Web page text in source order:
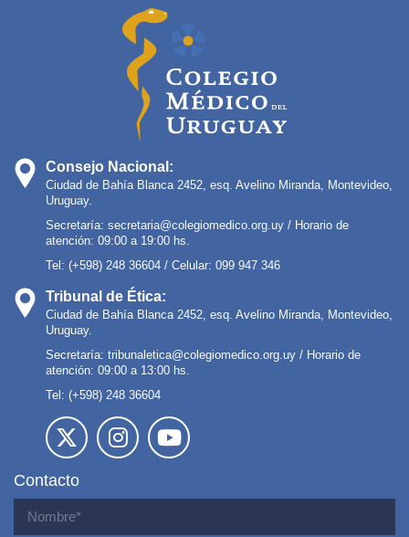
Consejo Nacional:
Ciudad de Bahía Blanca 2452, esq. Avelino Miranda, Montevideo,
Uruguay.
Secretaría: secretaria@colegiomedico.org.uy / Horario de
atención: 09:00 a 19:00 hs.
Tel: (+598) 248 36604 / Celular: 099 947 346
Tribunal de Ética:
Ciudad de Bahía Blanca 2452, esq. Avelino Miranda, Montevideo,
Uruguay.
Secretaría: tribunaletica@colegiomedico.org.uy / Horario de
atención: 09:00 a 13:00 hs.
Tel: (+598) 248 36604
Contacto